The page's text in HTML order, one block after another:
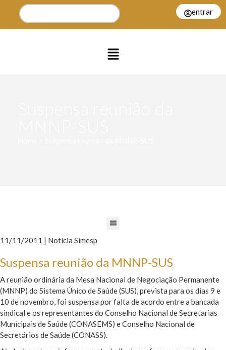
entrar
11/11/2011 | Notícia Simesp
Suspensa reunião da MNNP-SUS
A reunião ordinária da Mesa Nacional de Negociação Permanente
(MNNP) do Sistema Único de Saúde (SUS), prevista para os dias 9 e
10 de novembro, foi suspensa por falta de acordo entre a bancada
sindical e os representantes do Conselho Nacional de Secretarias
Municipais de Saúde (CONASEMS) e Conselho Nacional de
Secretários de Saúde (CONASS).